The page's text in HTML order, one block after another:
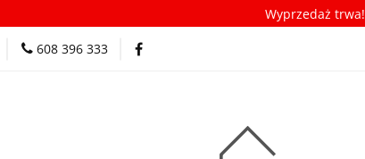
Wyprzedaż trwa!
608 396 333
Kategorie Inspiracje Porady/ABC płytek